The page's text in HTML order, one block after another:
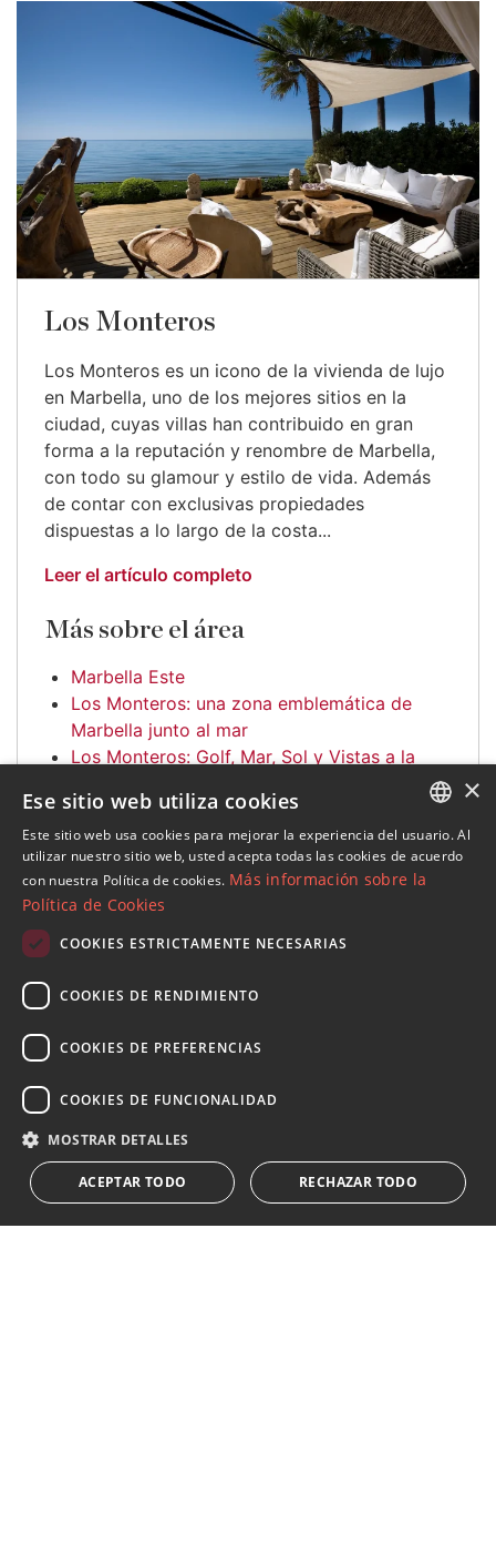
Los Monteros
Los Monteros es un icono de la vivienda de lujo
en Marbella, uno de los mejores sitios en la
ciudad, cuyas villas han contribuido en gran
forma a la reputación y renombre de Marbella,
con todo su glamour y estilo de vida. Además
de contar con exclusivas propiedades
dispuestas a lo largo de la costa...
Leer el artículo completo
Más sobre el área
Marbella Este
Los Monteros: una zona emblemática de
Marbella junto al mar
Los Monteros: Golf, Mar, Sol y Vistas a la
Suscribase a nuestro Newsletter
Reciba novedades sobre propiedades , actualidad y
estilo de vida de Marbella
Acepto el
Le informamos que los datos personales obtenidos mediante
este formulario...Expandir
ENGLISH
SPANISH
×
Ese sitio web utiliza cookies
Este sitio web usa cookies para mejorar la experiencia del usuario. Al
utilizar nuestro sitio web, usted acepta todas las cookies de acuerdo
con nuestra Política de cookies. Más información sobre la
Política de Cookies
COOKIES ESTRICTAMENTE NECESARIAS
COOKIES DE RENDIMIENTO
COOKIES DE PREFERENCIAS
COOKIES DE FUNCIONALIDAD
MOSTRAR DETALLES
ACEPTAR TODO RECHAZAR TODO